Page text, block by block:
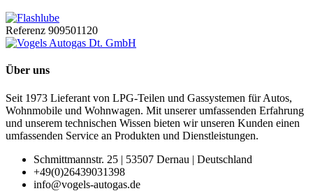
Referenz 909501120
Über uns
Seit 1973 Lieferant von LPG-Teilen und Gassystemen für Autos,
Wohnmobile und Wohnwagen. Mit unserer umfassenden Erfahrung
und unserem technischen Wissen bieten wir unseren Kunden einen
umfassenden Service an Produkten und Dienstleistungen.
Schmittmannstr. 25 | 53507 Dernau | Deutschland
+49(0)26439031398
info@vogels-autogas.de